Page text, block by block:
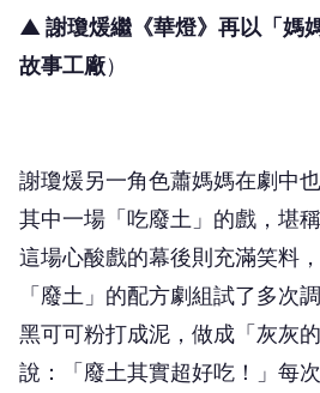
▲ 謝瓊煖繼《華燈》再以「媽
故事工廠）
謝瓊煖另一角色蕭媽媽在劇中
其中一場「吃廢土」的戲，堪
這場心酸戲的幕後則充滿笑料
「廢土」的配方劇組試了多次
黑可可粉打成泥，做成「灰灰
說：「廢土其實超好吃！」每